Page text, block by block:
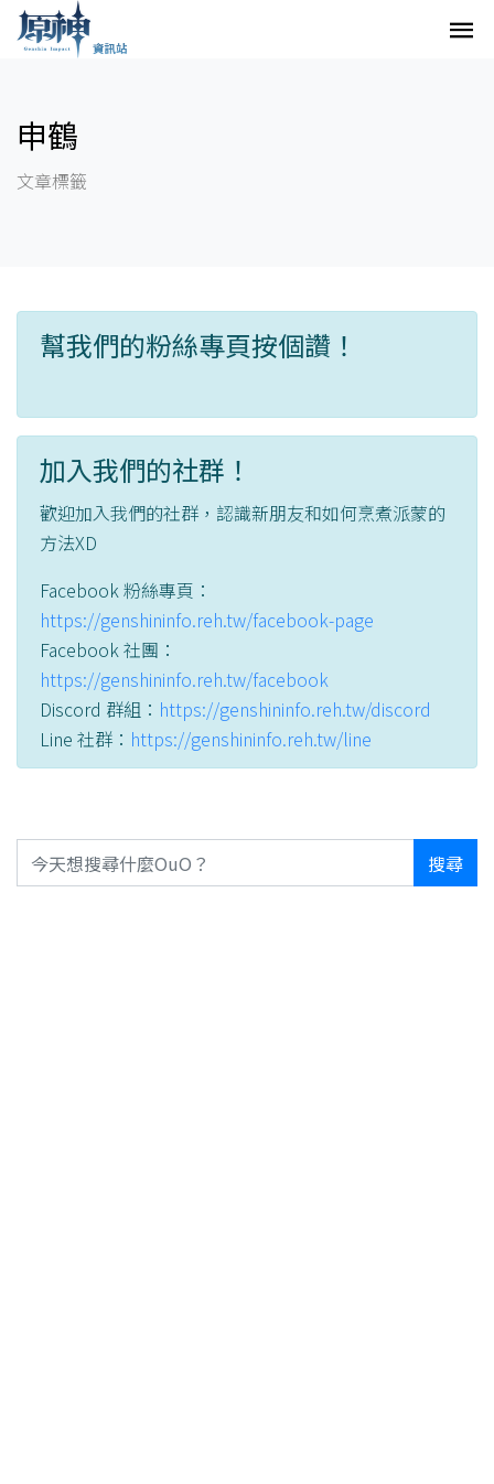
申鶴
文章標籤
幫我們的粉絲專頁按個讚！
加入我們的社群！
歡迎加入我們的社群，認識新朋友和如何烹煮派蒙的
方法XD
Facebook 粉絲專頁：
https://genshininfo.reh.tw/facebook-page
Facebook 社團：
https://genshininfo.reh.tw/facebook
Discord 群組： https://genshininfo.reh.tw/discord
Line 社群： https://genshininfo.reh.tw/line
搜尋